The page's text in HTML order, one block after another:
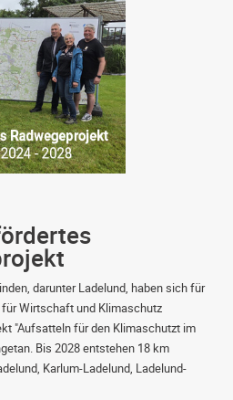
darunter Ladelund, haben sich für
Wirtschaft und Klimaschutz
"Aufsatteln für den Klimaschutzt im
Bis 2028 entstehen 18 km
Karlum-Ladelund, Ladelund-